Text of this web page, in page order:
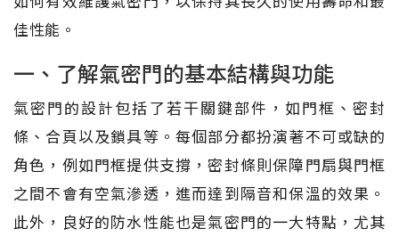
佳性能。
一、了解氣密門的基本結構與功能
氣密門的設計包括了若干關鍵部件，如門框、密封
條、合頁以及鎖具等。每個部分都扮演著不可或缺的
角色，例如門框提供支撐，密封條則保障門扇與門框
之間不會有空氣滲透，進而達到隔音和保溫的效果。
此外，良好的防水性能也是氣密門的一大特點，尤其